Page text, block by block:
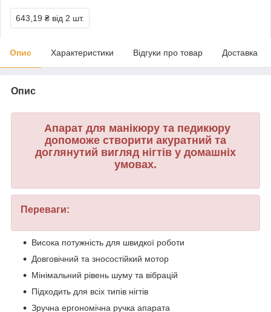
643,19 ₴ від 2 шт.
Опис Характеристики Відгуки про товар Доставка
Опис
Апарат для манікюру та педикюру
допоможе створити акуратний та
доглянутий вигляд нігтів у домашніх
умовах.
Переваги:
Висока потужність для швидкої роботи
Довговічний та зносостійкий мотор
Мінімальний рівень шуму та вібрацій
Підходить для всіх типів нігтів
Зручна ергономічна ручка апарата